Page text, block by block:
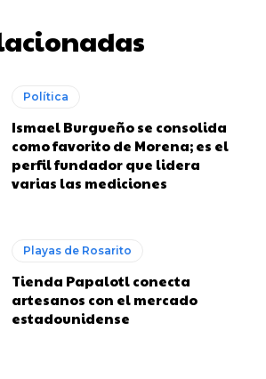
Política
Ismael Burgueño se consolida
como favorito de Morena; es el
perfil fundador que lidera
varias las mediciones
Playas de Rosarito
Tienda Papalotl conecta
artesanos con el mercado
estadounidense